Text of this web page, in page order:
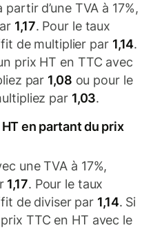
d’une TVA à 17%,
1,17. Pour le taux
de multiplier par 1,14.
prix HT en TTC avec
par 1,08 ou pour le
par 1,03.
en partant du prix
une TVA à 17%,
1,17. Pour le taux
de diviser par 1,14. Si
TTC en HT avec le